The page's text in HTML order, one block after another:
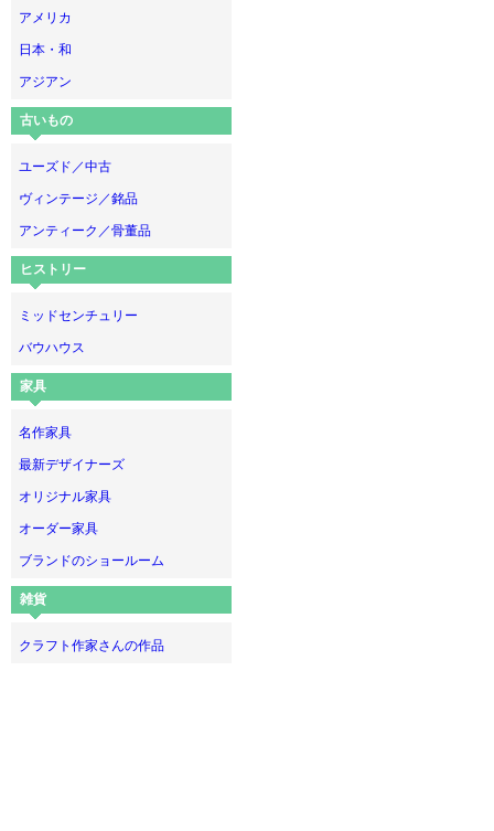
アメリカ
日本・和
アジアン
古いもの
ユーズド／中古
ヴィンテージ／銘品
アンティーク／骨董品
ヒストリー
ミッドセンチュリー
バウハウス
家具
名作家具
最新デザイナーズ
オリジナル家具
オーダー家具
ブランドのショールーム
雑貨
クラフト作家さんの作品